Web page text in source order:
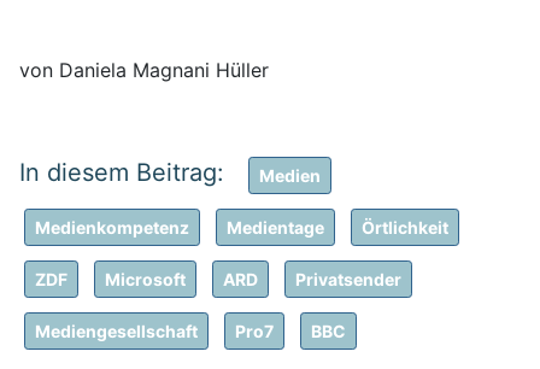
von Daniela Magnani Hüller
Medien
Medienkompetenz Medientage Örtlichkeit
ZDF Microsoft ARD Privatsender
Mediengesellschaft Pro7 BBC